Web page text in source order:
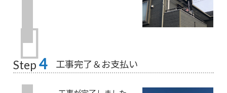
Step 4 工事完了＆お支払い